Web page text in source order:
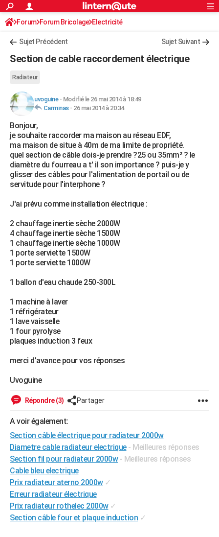
ACTUALITÉS
Politique
Société
Faits Divers
Education
Monde
Villes
+
AUTO
Essais
Réserver un essai
Citadines
Berlines
SUV
Forum auto
+HIGH-TECH
Mobiles
Meilleur smartphone
Internet
Ordinateurs
Jeux vidéo
Guide high-tech
+BRICOLAGE
Forum
Aménagement intérieur
Extérieur
Cuisine
Salle de bains
Jardinage
Rangement
WEEK-END
Guides de France
Escapades
Patrimoine
Expositions
Musées
Week-end nature
+LIFESTYLE
Art de vivre
Bien-être
Loisirs
Mode
Modes de vie
Alimentation
Guide de la santé
Maladies
Médicaments
Sommeil
Destinations
City break
Voyage nature
Voyage de noces
Forum
Climat
PHOTO
GUIDES D'ACHAT
Carte de Noël
Carte Bonne année
Carte Saint-Valentin
Carte Pâques
Carte d'anniversaire
DICTIONNAIRE
Dictionnaire
Biographies
Citations
Expressions
Proverbes
PROGRAMME TV
Bricolage
Lifestyle
Culture
SportAuto
Television
Voyage
Cinema
S'inscrire
Connexion
Forum Forum Bricolage Electricité
Sujet Précédent Sujet Suivant
Section de cable raccordement électrique
Radiateur
uvoguine- Modifié le 26 mai 2014 à 18:49
Carminas- 26 mai 2014 à 20:34
Bonjour,
je souhaite raccorder ma maison au réseau EDF,
ma maison de situe à 40m de ma limite de propriété.
quel section de câble dois-je prendre ?25 ou 35mm² ? le
diamètre du fourreau a t' il son importance ? puis-je y
glisser des câbles pour l'alimentation de portail ou de
servitude pour l'interphone ?
J'ai prévu comme installation électrique :
2 chauffage inertie sèche 2000W
4 chauffage inertie sèche 1500W
1 chauffage inertie sèche 1000W
1 porte serviette 1500W
1 porte serviette 1000W
1 ballon d'eau chaude 250-300L
1 machine à laver
1 réfrigérateur
1 lave vaisselle
1 four pyrolyse
plaques induction 3 feux
merci d'avance pour vos réponses
Uvoguine
Répondre (3) Partager
A voir également:
Section câble électrique pour radiateur 2000w
Diametre cable radiateur electrique - Meilleures réponses
Section fil pour radiateur 2000w - Meilleures réponses
Cable bleu electrique
Prix radiateur aterno 2000w ✓
Erreur radiateur électrique
Prix radiateur rothelec 2000w ✓
Section câble four et plaque induction ✓